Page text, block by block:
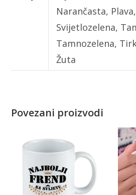
Narančasta,
Svijetlozelena,
Tamnozelena,
Žuta
Povezani proizvodi